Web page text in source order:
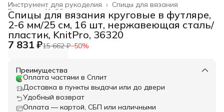
Спицы для вязания
Инструмент для рукоделия ›
Хобби и творчество ›
Главная ›
Спицы для вязания круговые в футляре,
2-6 мм/25 см, 16 шт, нержавеющая сталь/
пластик, KnitPro, 36320
7 831 ₽15 662 ₽−50%
Преимущества
Оплата частями в Сплит
Доставка в пункты выдачи или до двери
Удобный возврат
Оплата — картой, СБП или наличными